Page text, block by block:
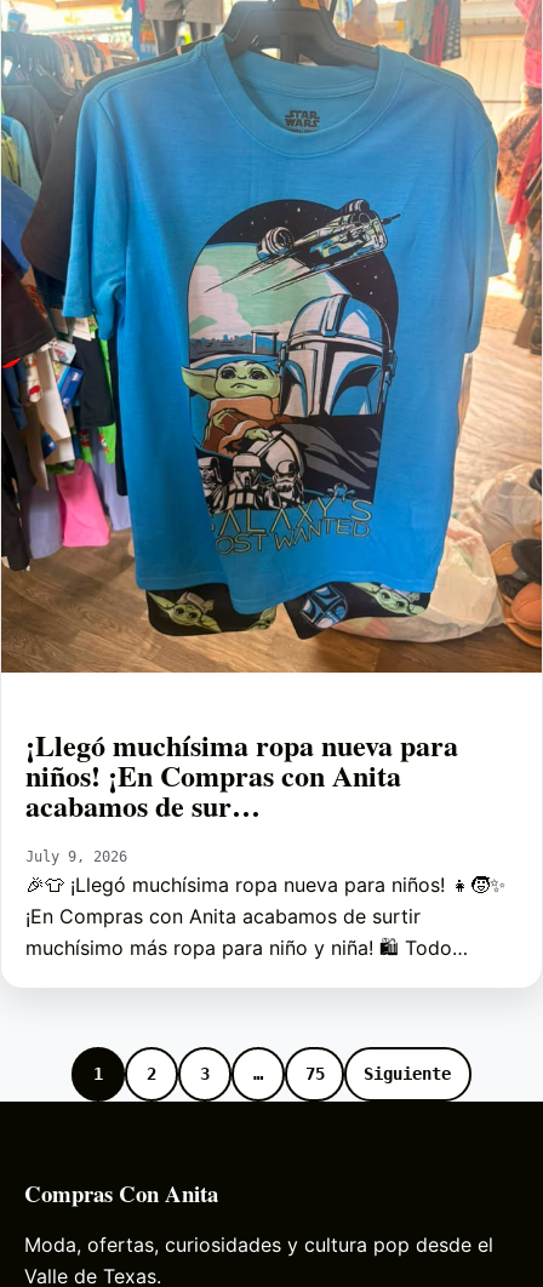
¡Llegó muchísima ropa nueva para
niños! ¡En Compras con Anita
acabamos de sur…
July 9, 2026
🎉👕 ¡Llegó muchísima ropa nueva para niños! 👧🧒✨
¡En Compras con Anita acabamos de surtir
muchísimo más ropa para niño y niña! 🛍️ Todo…
1 2 3 … 75 Siguiente
Compras Con Anita
Moda, ofertas, curiosidades y cultura pop desde el
Valle de Texas.